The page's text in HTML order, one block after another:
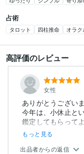
占術
タロット 四柱推命 オラ
高評価のレビュー
女性
ありがとうございま
今年は、小休止と
鑑定してもらって
もっと見る
出品者からの返信